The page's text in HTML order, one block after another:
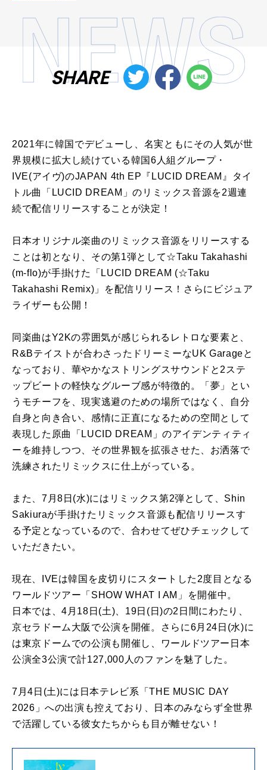
SHARE
2021年に韓国でデビューし、名実ともにその人気が世
界規模に拡大し続けている韓国6人組グループ・
IVE(アイヴ)のJAPAN 4th EP『LUCID DREAM』タイ
トル曲「LUCID DREAM」のリミックス音源を2週連
続で配信リリースすることが決定！
日本オリジナル楽曲のリミックス音源をリリースする
ことは初となり、その第1弾として☆Taku Takahashi
(m-flo)が手掛けた「LUCID DREAM (☆Taku
Takahashi Remix)」を配信リリース！さらにビジュア
ライザーも公開！
同楽曲はY2Kの雰囲気が感じられるレトロな要素と、
R&Bテイストが合わさったドリーミーなUK Garageと
なっており、華やかなストリングスサウンドと2ステ
ップビートの軽快なグルーブ感が特徴的。「夢」とい
うモチーフを、現実逃避のための場所ではなく、自分
自身と向き合い、感情に正直になるための空間として
表現した原曲「LUCID DREAM」のアイデンティティ
ーを維持しつつ、その世界観を拡張させた、お洒落で
洗練されたリミックスに仕上がっている。
また、7月8日(水)にはリミックス第2弾として、Shin
Sakiuraが手掛けたリミックス音源も配信リリースす
る予定となっているので、合わせてぜひチェックして
いただきたい。
現在、IVEは韓国を皮切りにスタートした2度目となる
ワールドツアー「SHOW WHAT I AM」を開催中。
日本では、4月18日(土)、19日(日)の2日間にわたり、
京セラドーム大阪で公演を開催。さらに6月24日(水)に
は東京ドームでの公演も開催し、ワールドツアー日本
公演全3公演で計127,000人のファンを魅了した。
7月4日(土)には日本テレビ系「THE MUSIC DAY
2026」への出演も控えており、日本のみならず全世界
で活躍している彼女たちからも目が離せない！